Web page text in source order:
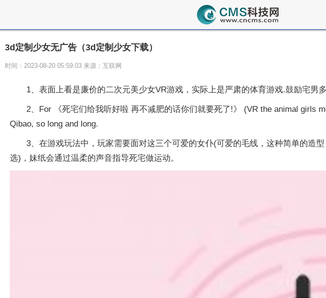
3d定制少女无广告（3d定制少女下载）
时间：2023-08-20 05:59:03 来源：互联网
1、表面上看是廉价的二次元美少女VR游戏，实际上是严肃的体育游戏.鼓励宅男多
2、For 《死宅们给我听好啦 再不减肥的话你们就要死了!》 (VR the animal girls
Qibao, so long and long.
3、在游戏玩法中，玩家需要面对这三个可爱的女仆(可爱的毛线，这种简单的造
选)，妹纸会通过温柔的声音指导死宅做运动。